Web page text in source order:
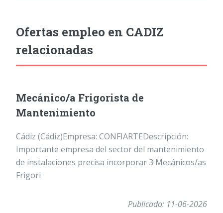
Ofertas empleo en CADIZ
relacionadas
Mecánico/a Frigorista de
Mantenimiento
Cádiz (Cádiz)Empresa: CONFIARTEDescripción:
Importante empresa del sector del mantenimiento
de instalaciones precisa incorporar 3 Mecánicos/as
Frigori
Publicado: 11-06-2026